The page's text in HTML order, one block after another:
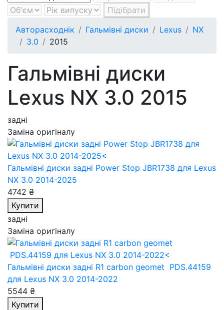
Підібрати
Авторасходнік
Гальмівні диски Lexus
NX
3.0
2015
Гальмівні диски
Lexus NX 3.0 2015
задні
Заміна оригіналу
Гальмівні диски задні Power Stop JBR1738 для Lexus
NX 3.0 2014-2025
4742 ₴
Купити
задні
Заміна оригіналу
Гальмівні диски задні R1 carbon geomet PDS.44159
для Lexus NX 3.0 2014-2022
5544 ₴
Купити